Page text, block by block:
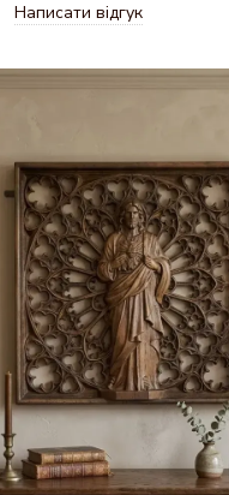
Написати відгук